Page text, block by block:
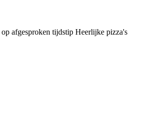
afgesproken tijdstip Heerlijke pizza's